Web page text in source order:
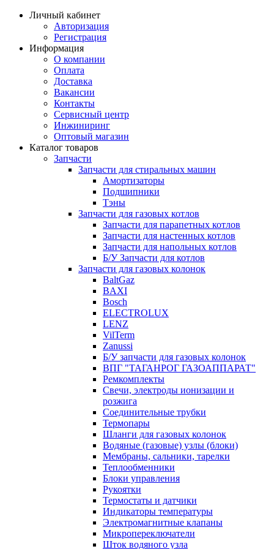
Личный кабинет
Авторизация
Регистрация
Информация
О компании
Оплата
Доставка
Вакансии
Контакты
Сервисный центр
Инжиниринг
Оптовый магазин
Каталог товаров
Запчасти
Запчасти для стиральных машин
Амортизаторы
Подшипники
Тэны
Запчасти для газовых котлов
Запчасти для парапетных котлов
Запчасти для настенных котлов
Запчасти для напольных котлов
Б/У Запчасти для котлов
Запчасти для газовых колонок
BaltGaz
BAXI
Bosch
ELECTROLUX
LENZ
VilTerm
Zanussi
Б/У запчасти для газовых колонок
ВПГ "ТАГАНРОГ ГАЗОАППАРАТ"
Ремкомплекты
Свечи, электроды ионизации и
розжига
Соединительные трубки
Термопары
Шланги для газовых колонок
Водяные (газовые) узлы (блоки)
Мембраны, сальники, тарелки
Теплообменники
Блоки управления
Рукоятки
Термостаты и датчики
Индикаторы температуры
Электромагнитные клапаны
Микропереключатели
Шток водяного узла